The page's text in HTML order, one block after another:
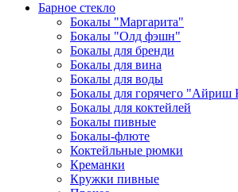
Барное стекло
Бокалы "Маргарита"
Бокалы "Олд фэшн"
Бокалы для бренди
Бокалы для вина
Бокалы для воды
Бокалы для горячего "Айриш
Бокалы для коктейлей
Бокалы пивные
Бокалы-флюте
Коктейльные рюмки
Креманки
Кружки пивные